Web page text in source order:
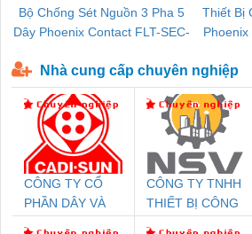
Bộ Chống Sét Nguồn 3 Pha 5
Dây Phoenix Contact FLT-SEC-
Thiết Bị
Phoenix
Nhà cung cấp chuyên nghiệp
CÔNG TY CỔ
PHẦN DÂY VÀ
CÔNG TY TNHH
THIẾT BỊ CÔNG